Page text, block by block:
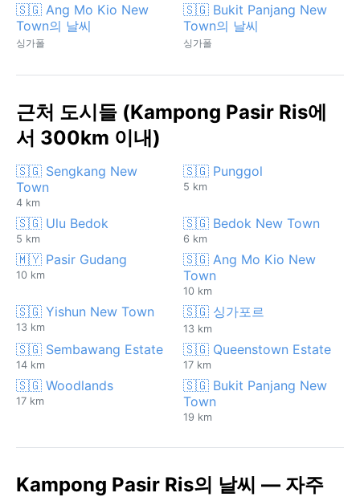
🇸🇬 Ang Mo Kio New
Town의 날씨
싱가폴
🇸🇬 Bukit Panjang New
Town의 날씨
싱가폴
근처 도시들 (Kampong Pasir Ris에
서 300km 이내)
🇸🇬 Sengkang New
Town
4 km
🇸🇬 Punggol
5 km
🇸🇬 Ulu Bedok
5 km
🇸🇬 Bedok New Town
6 km
🇲🇾 Pasir Gudang
10 km
🇸🇬 Ang Mo Kio New
Town
10 km
🇸🇬 Yishun New Town
13 km
🇸🇬 싱가포르
13 km
🇸🇬 Sembawang Estate
14 km
🇸🇬 Queenstown Estate
17 km
🇸🇬 Woodlands
17 km
🇸🇬 Bukit Panjang New
Town
19 km
Kampong Pasir Ris의 날씨 — 자주